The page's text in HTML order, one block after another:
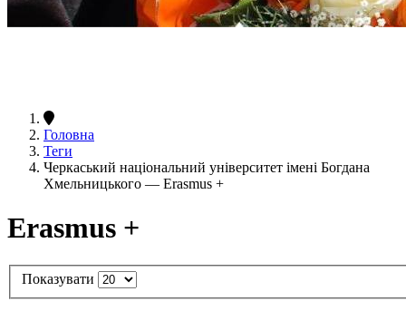
Головна
Теги
Черкаський національний університет імені Богдана
Хмельницького — Erasmus +
Erasmus +
Показувати